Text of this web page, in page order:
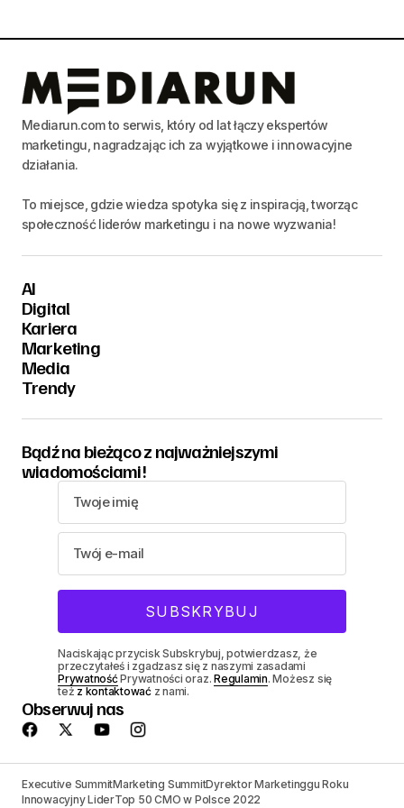
Mediarun.com to serwis, który od lat łączy ekspertów
marketingu, nagradzając ich za wyjątkowe i innowacyjne
działania.
To miejsce, gdzie wiedza spotyka się z inspiracją, tworząc
społeczność liderów marketingu i na nowe wyzwania!
AI
Digital
Kariera
Marketing
Media
Trendy
Bądź na bieżąco z najważniejszymi
wiadomościami!
Naciskając przycisk Subskrybuj, potwierdzasz, że
przeczytałeś i zgadzasz się z naszymi zasadami
PrywatnośćPrywatności oraz.Regulamin. Możesz się
też z kontaktowaćz nami.
Obserwuj nas
Executive SummitMarketing SummitDyrektor Marketinggu Roku
Innowacyjny LiderTop 50 CMO w Polsce 2022